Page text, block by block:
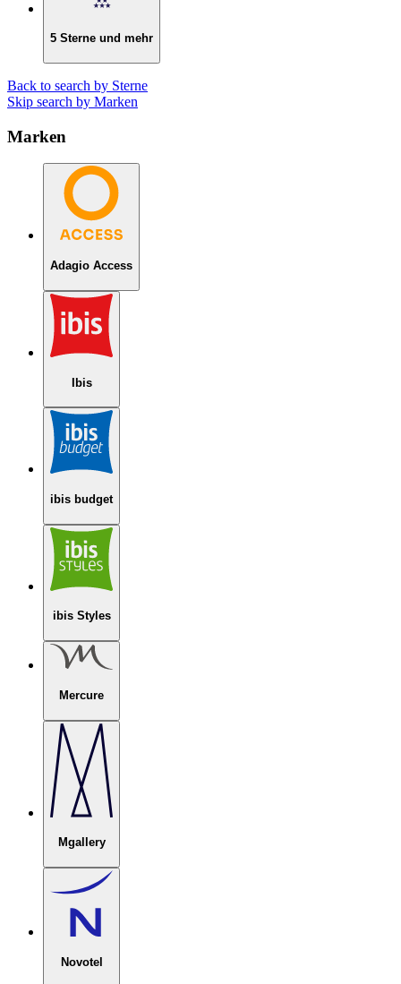
5 Sterne und mehr
Back to search by Sterne
Skip search by Marken
Marken
Adagio Access
Ibis
ibis budget
ibis Styles
Mercure
Mgallery
Novotel